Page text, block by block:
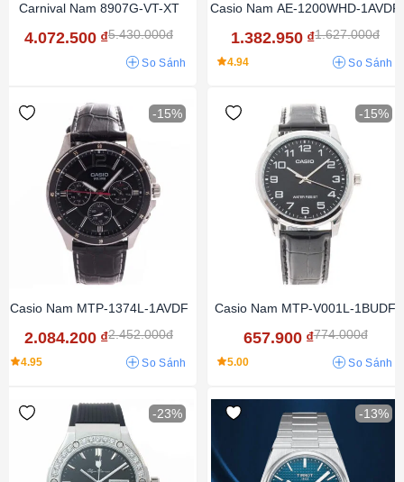
Carnival Nam 8907G-VT-XT
4.072.500 ₫5.430.000đ
So Sánh
Casio Nam AE-1200WHD-1AVDF
1.382.950 ₫1.627.000đ
4.94 So Sánh
-15%
Casio Nam MTP-1374L-1AVDF
2.084.200 ₫2.452.000đ
4.95 So Sánh
-15%
Casio Nam MTP-V001L-1BUDF
657.900 ₫774.000đ
5.00 So Sánh
-23% -13%